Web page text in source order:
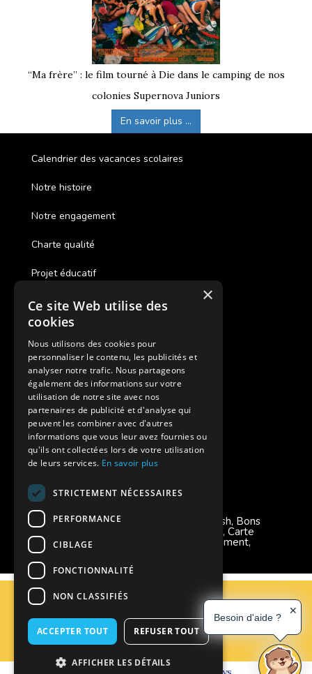
“Ma frère” : le film tourné à Die dans le camping de nos
colonies Supernova Juniors
En savoir plus ...
Calendrier des vacances scolaires
Notre histoire
Notre engagement
Charte qualité
Projet éducatif
Des colonies de vacances inclusives
Assurances annulations
Aides financières pour partir en colonie
Charte de confidentialité
Vacances Adaptées Adulte Supernova
Modes de règlement acceptés
Chèque, Virement, Espèces, Mandats cash, Bons
CAF, Conseil général, Chèques vacances, Carte
bancaire, Prise en charge reçu sans règlement,
Prélèvement, Pass Colo
Plan du site
Espace Professionnels
×
Ce site Web utilise des
cookies
Nous utilisons des cookies pour
personnaliser le contenu, les publicités et
analyser notre trafic. Nous partageons
également des informations sur votre
utilisation de notre site avec nos
partenaires de publicité et d'analyse qui
peuvent les combiner avec d'autres
informations que vous leur avez fournies ou
qu'ils ont collectées lors de votre utilisation
de leurs services. En savoir plus
STRICTEMENT NÉCESSAIRES
PERFORMANCE
CIBLAGE
FONCTIONNALITÉ
NON CLASSIFIÉS
ACCEPTER TOUT REFUSER TOUT
AFFICHER LES DÉTAILS
Besoin d'aide ?
✕